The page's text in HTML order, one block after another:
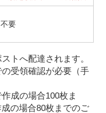
不要
トへ配達されます。
受領確認が必要（手
成の場合100枚ま
の場合80枚までのご